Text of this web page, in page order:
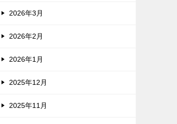
2026年3月
2026年2月
2026年1月
2025年12月
2025年11月